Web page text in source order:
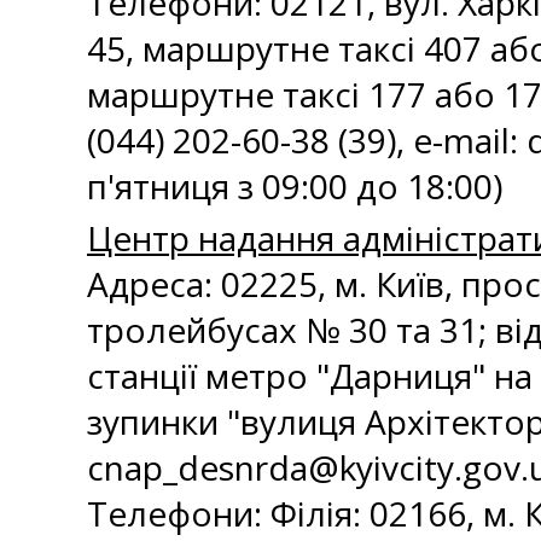
45, маршрутне таксі 407
маршрутне таксі 177 або
(044) 202-60-38 (39), e-mail:
п'ятниця з 09:00 до 18:00)
Центр надання
Адреса: 02225, м. Київ,
тролейбусах № 30 та 31;
станції метро "Дарниця"
зупинки "вулиця
Телефони: Філія: 02166, м.